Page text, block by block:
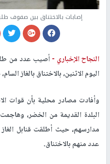
إصابات بالاختناق بين صفوف
النجاح الإخباري -أصيب عدد من
اليوم الاثنين، بالاختناق بالغاز
وأفادت مصادر محلية بأن قوات
البلدة القديمة من الخضر،
مدارسهم، حيث أطلقت قنابل
عدد منهم بالاختناق.